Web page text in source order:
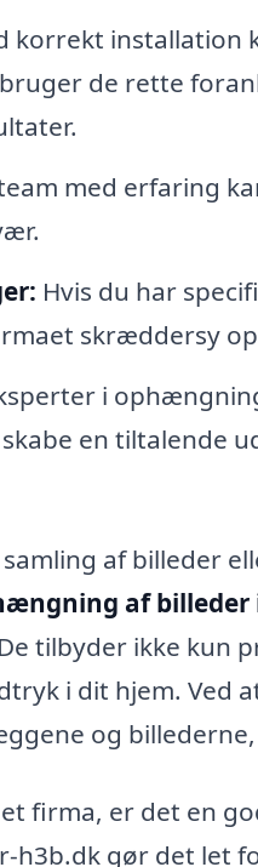
korrekt installation
de rette
med erfaring
Hvis du har
skræddersy
i
en tiltalende
af billeder
af billeder
tilbyder ikke kun
i dit hjem. Ved
og
firma, er det en
h3b.dk gør det let